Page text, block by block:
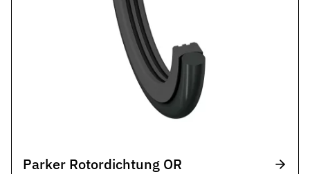
Parker Rotordichtung OR